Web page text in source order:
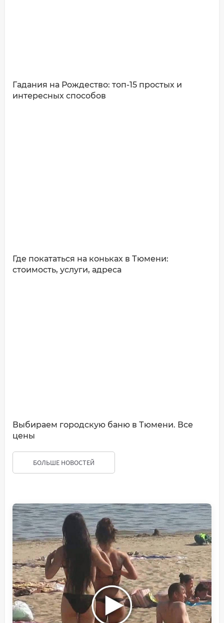
Гадания на Рождество: топ-15 простых и
интересных способов
Где покататься на коньках в Тюмени:
стоимость, услуги, адреса
Выбираем городскую баню в Тюмени. Все
цены
БОЛЬШЕ НОВОСТЕЙ